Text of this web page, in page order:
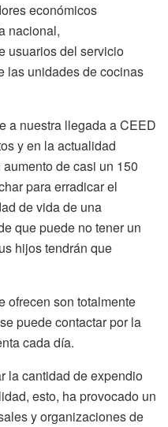
económicos
nacional,
usuarios del servicio
las unidades de cocinas
a nuestra llegada a CEED
y en la actualidad
de casi un 150
para erradicar el
de vida de una
que puede no tener un
hijos tendrán que
ofrecen son totalmente
puede contactar por la
cada día.
la cantidad de expendio
esto, ha provocado un
y organizaciones de